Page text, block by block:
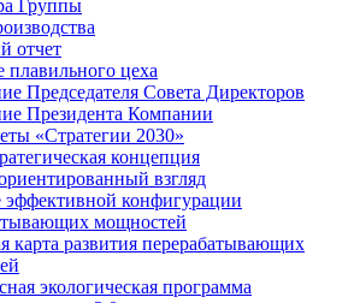
Группы
отчет
плавильного цеха
Председателя Совета Директоров
Президента Компании
«Стратегии 2030»
концепция
взгляд
эффективной конфигурации
мощностей
карта развития перерабатывающих
экологическая программа